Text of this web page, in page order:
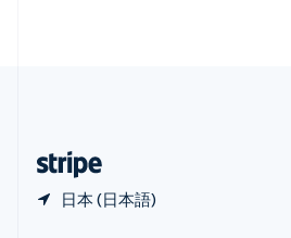
日本 (日本語)